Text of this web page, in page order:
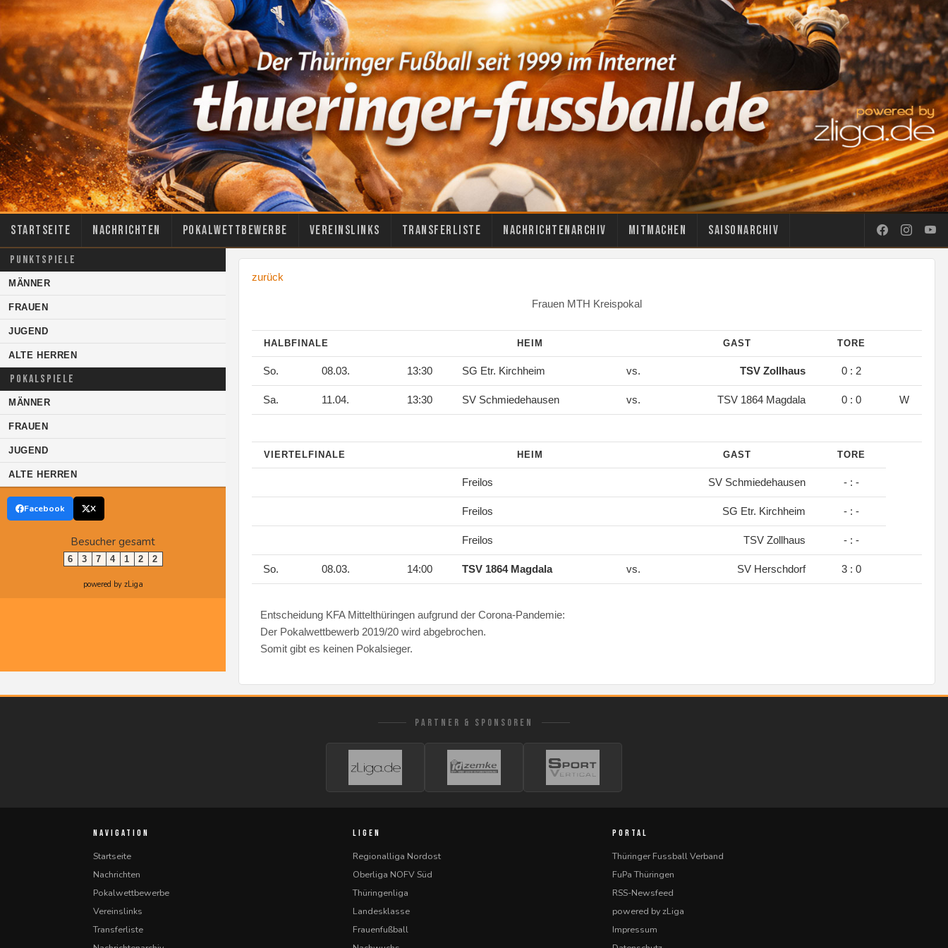
Startseite Nachrichten Pokalwettbewerbe Vereinslinks Transferliste Nachrichtenarchiv Mitmachen Saisonarchiv
PUNKTSPIELE
MÄNNER
FRAUEN
JUGEND
ALTE HERREN
POKALSPIELE
MÄNNER
FRAUEN
JUGEND
ALTE HERREN
Facebook X
Besucher gesamt
6 3 7 4 1 2 2
powered by zLiga
zurück
Frauen MTH Kreispokal
HALBFINALE HEIM GAST TORE
So. 08.03. 13:30 SG Etr. Kirchheim vs. TSV Zollhaus 0 : 2
Sa. 11.04. 13:30 SV Schmiedehausen vs. TSV 1864 Magdala 0 : 0 W
VIERTELFINALE HEIM GAST TORE
Freilos SV Schmiedehausen - : -
Freilos SG Etr. Kirchheim - : -
Freilos TSV Zollhaus - : -
So. 08.03. 14:00 TSV 1864 Magdala vs. SV Herschdorf 3 : 0
Entscheidung KFA Mittelthüringen aufgrund der Corona-Pandemie:
Der Pokalwettbewerb 2019/20 wird abgebrochen.
Somit gibt es keinen Pokalsieger.
PARTNER & SPONSOREN
NAVIGATION
Startseite
Nachrichten
Pokalwettbewerbe
Vereinslinks
Transferliste
LIGEN
Regionalliga Nordost
Oberliga NOFV Süd
Thüringenliga
Landesklasse
Frauenfußball
PORTAL
Thüringer Fussball Verband
FuPa Thüringen
RSS-Newsfeed
powered by zLiga
Impressum